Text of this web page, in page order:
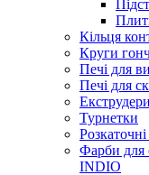
Кільця
Круги
Печі для
Печі для
Турнетки
Фарби для
INDIO